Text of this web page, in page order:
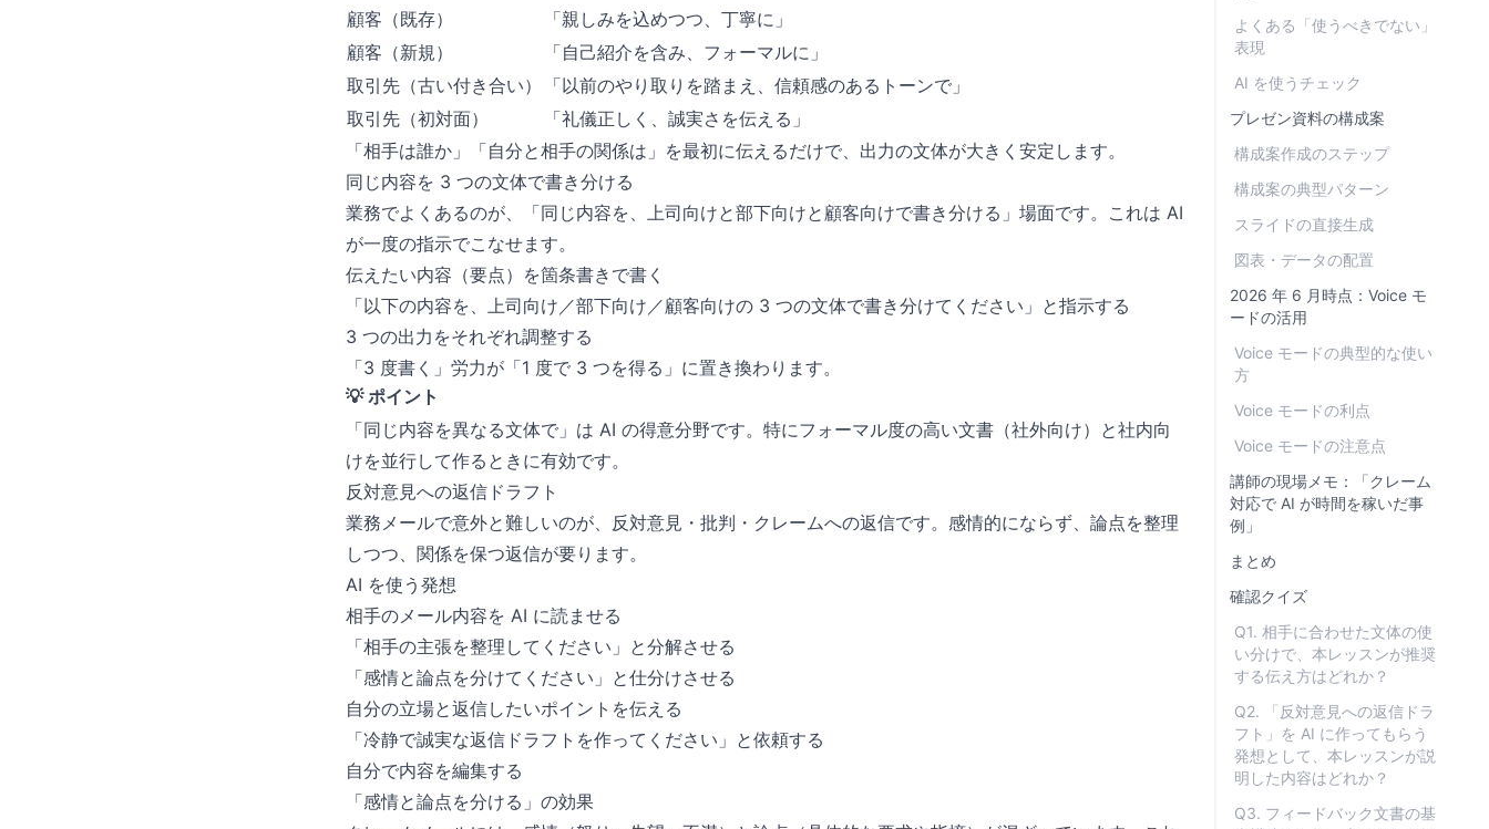
顧客（既存）
「親しみを込めつつ、丁寧に」
顧客（新規）
「自己紹介を含み、フォーマルに」
取引先（古い付き合い）
「以前のやり取りを踏まえ、信頼感のあるトーンで」
取引先（初対面）
「礼儀正しく、誠実さを伝える」
「相手は誰か」「自分と相手の関係は」を最初に伝えるだけで、出力の文体が大きく安定します。
同じ内容を 3 つの文体で書き分ける
業務でよくあるのが、「同じ内容を、上司向けと部下向けと顧客向けで書き分ける」場面です。これは AI
が一度の指示でこなせます。
伝えたい内容（要点）を箇条書きで書く
「以下の内容を、上司向け／部下向け／顧客向けの 3 つの文体で書き分けてください」と指示する
3 つの出力をそれぞれ調整する
「3 度書く」労力が「1 度で 3 つを得る」に置き換わります。
💡 ポイント
「同じ内容を異なる文体で」は AI の得意分野です。特にフォーマル度の高い文書（社外向け）と社内向
けを並行して作るときに有効です。
反対意見への返信ドラフト
業務メールで意外と難しいのが、反対意見・批判・クレームへの返信です。感情的にならず、論点を整理
しつつ、関係を保つ返信が要ります。
AI を使う発想
相手のメール内容を AI に読ませる
「相手の主張を整理してください」と分解させる
「感情と論点を分けてください」と仕分けさせる
自分の立場と返信したいポイントを伝える
「冷静で誠実な返信ドラフトを作ってください」と依頼する
自分で内容を編集する
「感情と論点を分ける」の効果
よくある「使うべきでない」
表現
AI を使うチェック
プレゼン資料の構成案
構成案作成のステップ
構成案の典型パターン
スライドの直接生成
図表・データの配置
2026 年 6 月時点：Voice モ
ードの活用
Voice モードの典型的な使い
方
Voice モードの利点
Voice モードの注意点
講師の現場メモ：「クレーム
対応で AI が時間を稼いだ事
例」
まとめ
確認クイズ
Q1. 相手に合わせた文体の使
い分けで、本レッスンが推奨
する伝え方はどれか？
Q2. 「反対意見への返信ドラ
フト」を AI に作ってもらう
発想として、本レッスンが説
明した内容はどれか？
Q3. フィードバック文書の基